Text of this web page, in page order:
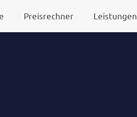
Preisrechner Leistungen